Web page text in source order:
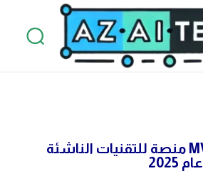
معرض MWC 2025 منصة للتقنيات الناشئة